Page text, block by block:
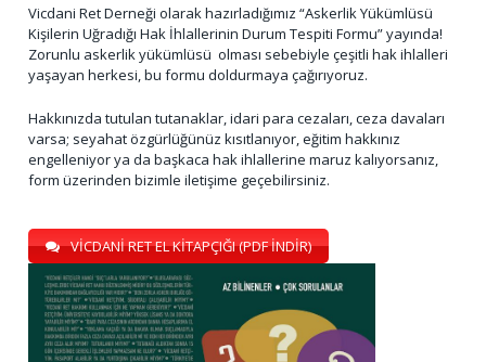
Vicdani Ret Derneği olarak hazırladığımız “Askerlik Yükümlüsü
Kişilerin Uğradığı Hak İhlallerinin Durum Tespiti Formu” yayında!
Zorunlu askerlik yükümlüsü olması sebebiyle çeşitli hak ihlalleri
yaşayan herkesi, bu formu doldurmaya çağırıyoruz.
Hakkınızda tutulan tutanaklar, idari para cezaları, ceza davaları
varsa; seyahat özgürlüğünüz kısıtlanıyor, eğitim hakkınız
engelleniyor ya da başkaca hak ihlallerine maruz kalıyorsanız,
form üzerinden bizimle iletişime geçebilirsiniz.
VİCDANİ RET EL KİTAPÇIĞI (PDF İNDİR)